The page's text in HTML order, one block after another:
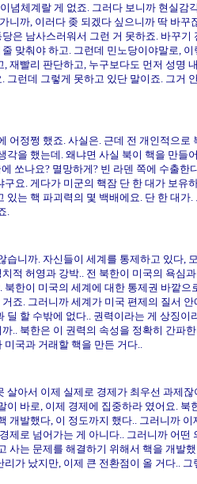
념체계랄 게 없죠. 그러다 보니까 현실감
니까, 이러다 좆 되겠다 싶으니까 딱 바꾸
은 남사스러워서 그런 거 못하죠. 바꾸기
맞춰야 하고. 그런데 민노당이야말로, 이
재빨리 판단하고, 누구보다도 먼저 성명
그런데 그렇게 못하고 있단 말이죠. 그거
어정쩡 했죠. 사실은. 근데 전 개인적으로
각을 했는데. 왜냐면 사실 북이 핵을 만들
쏘나요? 멸망하게? 빈 라덴 쪽에 수출한
요. 게다가 미군의 핵잠 단 한 대가 보유
있는 핵 파괴력의 몇 백배에요. 단 한 대가.
.
습니까. 자신들이 세계를 통제하고 있다,
적 허영과 강박.. 전 북한이 미국의 욕심
한이 미국의 세계에 대한 통제권 바깥으
죠. 그러니까 세계가 미국 편제의 질서 안
딜 할 수밖에 없다.. 권력이라는 게 상징이
.. 북한은 이 권력의 속성을 정확히 간파
국과 거래할 핵을 만든 거다..
살아서 이제 실제로 경제가 최우선 과제잖
이 바로, 이제 경제에 집중하라 였어요. 북
개발했다, 이 정도까지 했다.. 그러니까 이
제로 넘어가는 게 아니다.. 그러니까 어떤
사는 문제를 해결하기 위해서 핵을 개발
가 났지만, 이제 큰 전환점이 올 거다.. 그